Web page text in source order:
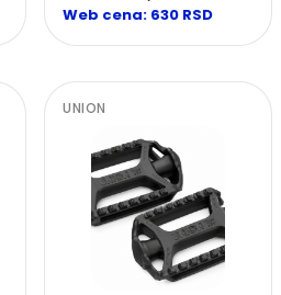
Web cena: 630 RSD
UNION